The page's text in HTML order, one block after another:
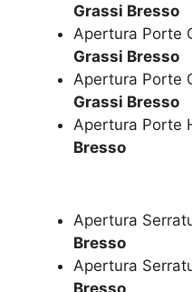
Grassi Bresso
Apertura Porte
Grassi Bresso
Apertura Porte
Grassi Bresso
Apertura Porte
Bresso
Apertura
Bresso
Apertura